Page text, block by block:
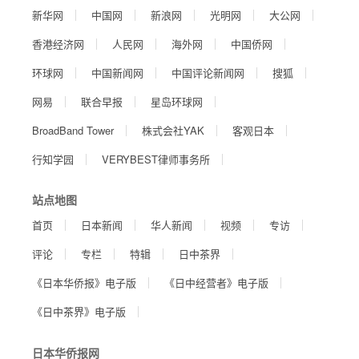
新华网 中国网 新浪网 光明网
大公网
香港经济网
人民网 海外网
中国侨网
环球网
中国新闻网 中国评论新闻网
搜狐
网易
联合早报
星岛环球网
BroadBand Tower
株式会社YAK
客观日本
行知学园
VERYBEST律师事务所
站点地图
首页 日本新闻 华人新闻 视频
专访
评论
专栏 特辑
日中茶界
《日本华侨报》电子版
《日中经营者》电子版
《日中茶界》电子版
日本华侨报网